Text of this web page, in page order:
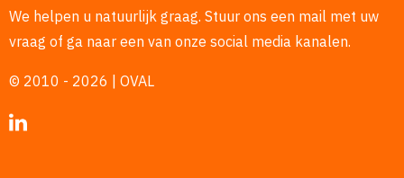
We helpen u natuurlijk graag. Stuur ons een mail met uw
vraag of ga naar een van onze social media kanalen.
© 2010 - 2026 | OVAL